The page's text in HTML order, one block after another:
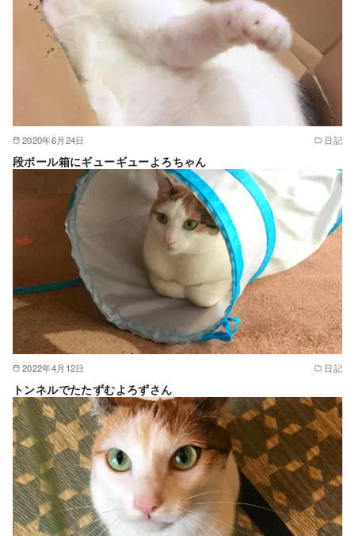
2020年6月24日 日記
段ボール箱にギューギューよろちゃん
2022年4月12日 日記
トンネルでたたずむよろずさん